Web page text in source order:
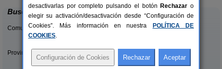
Buscar
Comunidades:
Provincias/Islas:
desactivarlas por completo pulsando el botón Rechazar o
elegir su activación/desactivación desde “Configuración de
Cookies”. Más información en nuestra
POLÍTICA DE
COOKIES.